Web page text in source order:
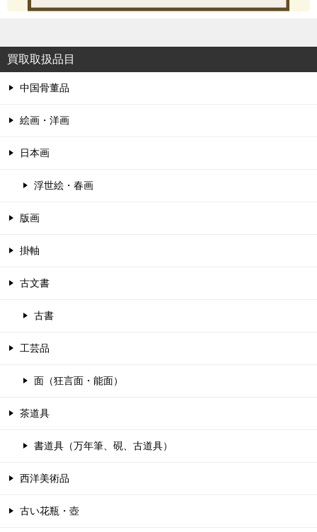
買取取扱品目
中国骨董品
絵画・洋画
日本画
浮世絵・春画
版画
掛軸
古文書
古書
工芸品
面（狂言面・能面）
茶道具
書道具（万年筆、硯、古道具）
西洋美術品
古い花瓶・壺